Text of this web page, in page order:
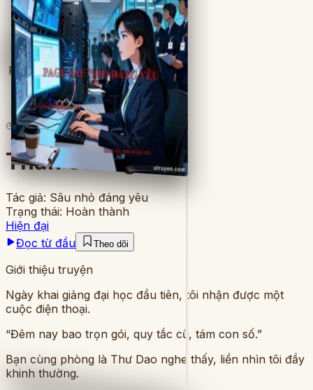
Full
19lượt đọc· 7chương
Thần Sương
Tác giả: Sâu nhỏ đáng yêu
Trạng thái: Hoàn thành
Hiện đại
Đọc từ đầu
Theo dõi
Giới thiệu truyện
Ngày khai giảng đại học đầu tiên, tôi nhận được một
cuộc điện thoại.
“Đêm nay bao trọn gói, quy tắc cũ, tám con số.”
Bạn cùng phòng là Thư Dao nghe thấy, liền nhìn tôi đầy
khinh thường.